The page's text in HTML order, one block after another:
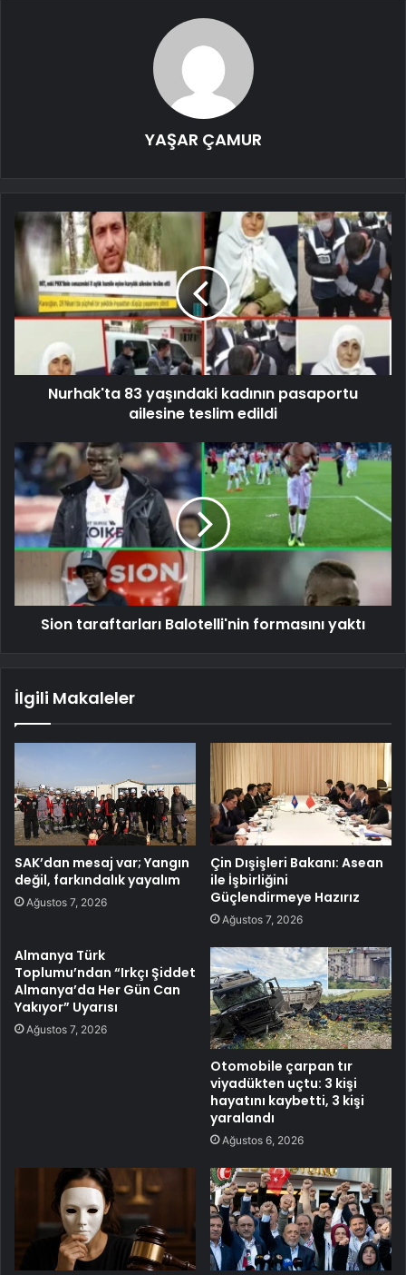
YAŞAR ÇAMUR
Nurhak'ta 83 yaşındaki kadının pasaportu
ailesine teslim edildi
Sion taraftarları Balotelli'nin formasını yaktı
İlgili Makaleler
SAK’dan mesaj var; Yangın
değil, farkındalık yayalım
Ağustos 7, 2026
Çin Dışişleri Bakanı: Asean
ile İşbirliğini
Güçlendirmeye Hazırız
Ağustos 7, 2026
Almanya Türk
Toplumu’ndan “Irkçı Şiddet
Almanya’da Her Gün Can
Yakıyor” Uyarısı
Ağustos 7, 2026
Otomobile çarpan tır
viyadükten uçtu: 3 kişi
hayatını kaybetti, 3 kişi
yaralandı
Ağustos 6, 2026